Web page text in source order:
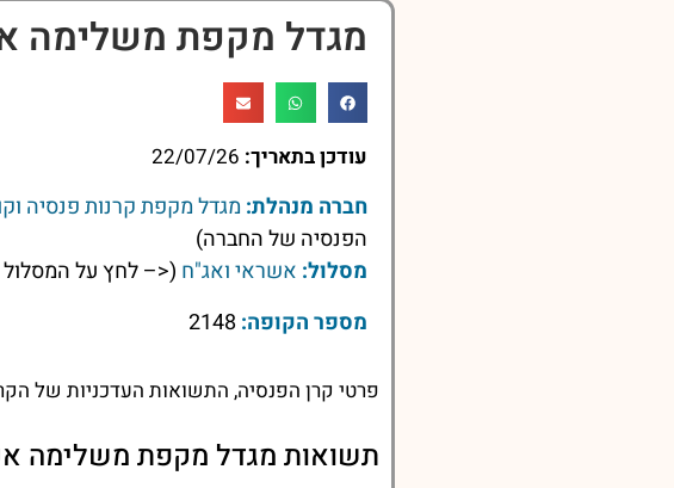
מגדל מקפת משלימה
עודכן בתאריך: 22/07/26
חברה מנהלת: מגדל מקפת קרנות פנסיה
הפנסיה של החברה)
מסלול: אשראי ואג"ח (<– לחץ על
מספר הקופה:
פרטי קרן הפנסיה, התשואות העדכניות של
תשואות מגדל מקפת משלימה